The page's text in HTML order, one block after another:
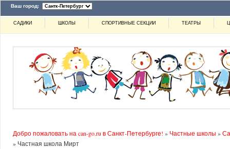
Ваш город:
САДИКИ ШКОЛЫ СПОРТИВНЫЕ СЕКЦИИ ТЕАТРЫ
Добро пожаловать на can-go.ru в Санкт-Петербурге! » Частные школы »
» Частная школа Мирт